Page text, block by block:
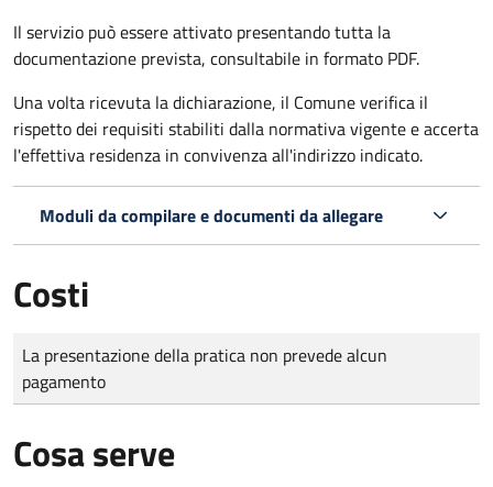
Il servizio può essere attivato presentando tutta la
documentazione prevista, consultabile in formato PDF.
Una volta ricevuta la dichiarazione, il Comune verifica il
rispetto dei requisiti stabiliti dalla normativa vigente e accerta
l'effettiva residenza in convivenza all'indirizzo indicato.
Moduli da compilare e documenti da allegare
Costi
Tipo di pagamento
Importo
La presentazione della pratica non prevede alcun
pagamento
Cosa serve